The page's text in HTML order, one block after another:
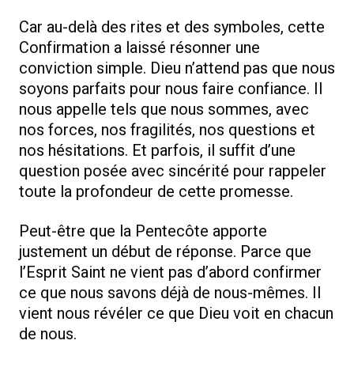
Car au-delà des rites et des symboles, cette
Confirmation a laissé résonner une
conviction simple. Dieu n’attend pas que nous
soyons parfaits pour nous faire confiance. Il
nous appelle tels que nous sommes, avec
nos forces, nos fragilités, nos questions et
nos hésitations. Et parfois, il suffit d’une
question posée avec sincérité pour rappeler
toute la profondeur de cette promesse.
Peut-être que la Pentecôte apporte
justement un début de réponse. Parce que
l’Esprit Saint ne vient pas d’abord confirmer
ce que nous savons déjà de nous-mêmes. Il
vient nous révéler ce que Dieu voit en chacun
de nous.